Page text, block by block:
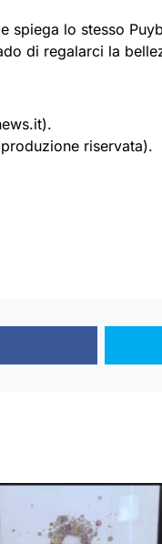
spiega lo stesso
di regalarci la
riservata).